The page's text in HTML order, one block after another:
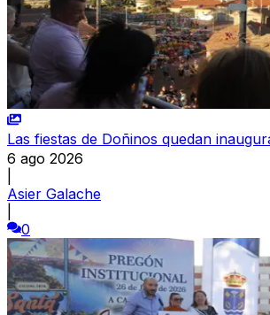
Las fiestas de Doñinos quedan
6 ago 2026
Asier Galache
0